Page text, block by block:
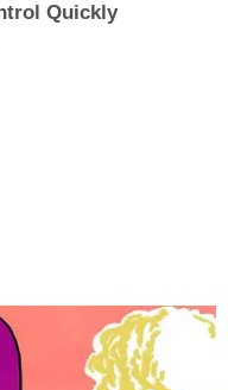
Quickly